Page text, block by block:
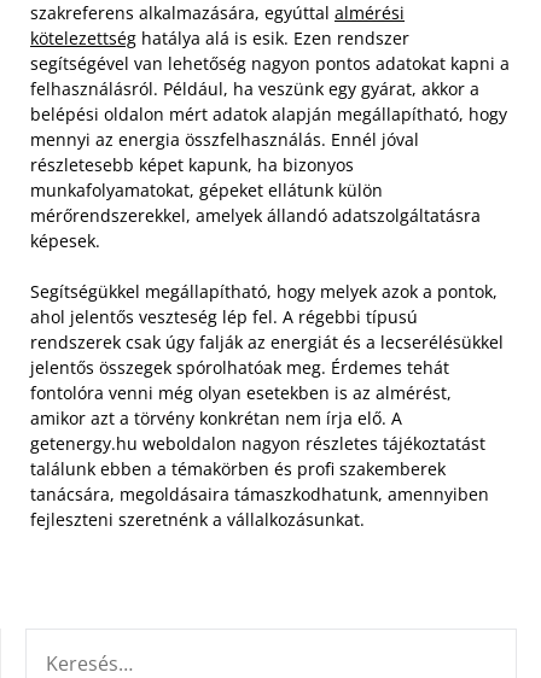
szakreferens alkalmazására, egyúttal almérési
kötelezettség hatálya alá is esik. Ezen rendszer
segítségével van lehetőség nagyon pontos adatokat kapni a
felhasználásról. Például, ha veszünk egy gyárat, akkor a
belépési oldalon mért adatok alapján megállapítható, hogy
mennyi az energia összfelhasználás. Ennél jóval
részletesebb képet kapunk, ha bizonyos
munkafolyamatokat, gépeket ellátunk külön
mérőrendszerekkel, amelyek állandó adatszolgáltatásra
képesek.
Segítségükkel megállapítható, hogy melyek azok a pontok,
ahol jelentős veszteség lép fel. A régebbi típusú
rendszerek csak úgy falják az energiát és a lecserélésükkel
jelentős összegek spórolhatóak meg. Érdemes tehát
fontolóra venni még olyan esetekben is az almérést,
amikor azt a törvény konkrétan nem írja elő. A
getenergy.hu weboldalon nagyon részletes tájékoztatást
találunk ebben a témakörben és profi szakemberek
tanácsára, megoldásaira támaszkodhatunk, amennyiben
fejleszteni szeretnénk a vállalkozásunkat.